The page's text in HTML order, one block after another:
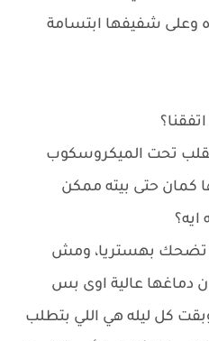
وعلى شفيفها ابتسامة
تحت الميكروسكوب
كمان حتى بيته ممكن
بهستريا، ومش
دماغها عالية اوى بس
كل ليله هي اللي بتطلب